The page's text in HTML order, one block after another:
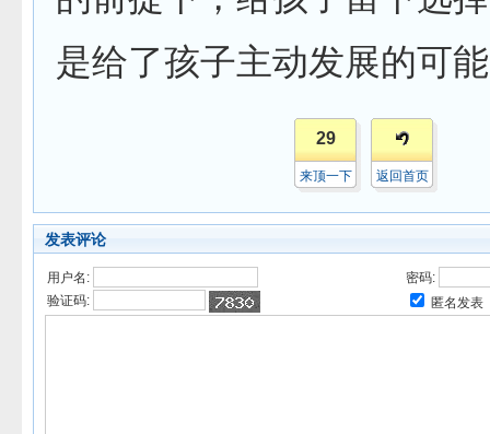
是给了孩子主动发展的可
29
来顶一下 返回首页
发表评论
用户名:
密码:
验证码:
匿名发表